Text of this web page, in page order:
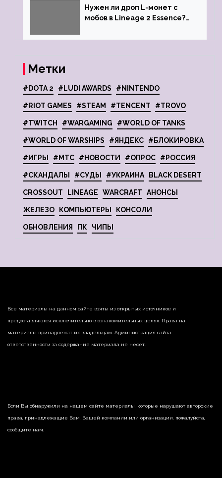
Нужен ли дроп L-монет с
мобов в Lineage 2 Essence?
Метки
#DOTA 2 #LUDI AWARDS #NINTENDO
#RIOT GAMES #STEAM #TENCENT #TROVO
#TWITCH #WARGAMING #WORLD OF TANKS
#WORLD OF WARSHIPS #ЯНДЕКС #БЛОКИРОВКА
#ИГРЫ #МТС #НОВОСТИ #ОПРОС #РОССИЯ
#СКАНДАЛЫ #СУДЫ #УКРАИНА BLACK DESERT
CROSSOUT LINEAGE WARCRAFT АНОНСЫ
ЖЕЛЕЗО КОМПЬЮТЕРЫ КОНСОЛИ
ОБНОВЛЕНИЯ ПК ЧИПЫ
Все материалы на данном сайте взяты из открытых источников и
предоставляются исключительно в ознакомительных целях. Права на
материалы принадлежат их владельцам. Администрация сайта
ответственности за содержание материала не несет.
Если Вы обнаружили на нашем сайте материалы, которые нарушают авторские
права, принадлежащие Вам, Вашей компании или организации, пожалуйста,
сообщите нам.